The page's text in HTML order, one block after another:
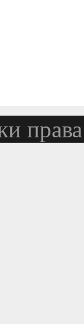
права